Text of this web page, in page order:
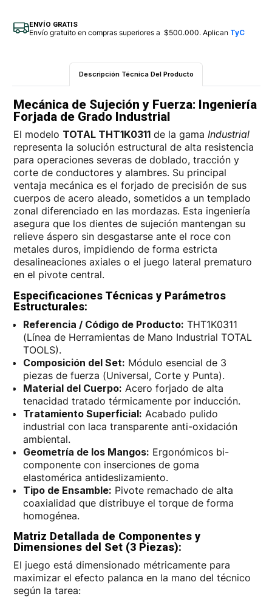
ENVÍO GRATIS
Envío gratuito en compras superiores a $500.000. Aplican TyC
Descripción Técnica Del Producto
Mecánica de Sujeción y Fuerza: Ingeniería
Forjada de Grado Industrial
El modelo TOTAL THT1K0311de la gama Industrial
representa la solución estructural de alta resistencia
para operaciones severas de doblado, tracción y
corte de conductores y alambres. Su principal
ventaja mecánica es el forjado de precisión de sus
cuerpos de acero aleado, sometidos a un templado
zonal diferenciado en las mordazas. Esta ingeniería
asegura que los dientes de sujeción mantengan su
relieve áspero sin desgastarse ante el roce con
metales duros, impidiendo de forma estricta
desalineaciones axiales o el juego lateral prematuro
en el pivote central.
Especificaciones Técnicas y Parámetros
Estructurales:
Referencia / Código de Producto: THT1K0311
(Línea de Herramientas de Mano Industrial TOTAL
TOOLS).
Composición del Set: Módulo esencial de 3
piezas de fuerza (Universal, Corte y Punta).
Material del Cuerpo: Acero forjado de alta
tenacidad tratado térmicamente por inducción.
Tratamiento Superficial: Acabado pulido
industrial con laca transparente anti-oxidación
ambiental.
Geometría de los Mangos: Ergonómicos bi-
componente con inserciones de goma
elastomérica antideslizamiento.
Tipo de Ensamble: Pivote remachado de alta
coaxialidad que distribuye el torque de forma
homogénea.
Matriz Detallada de Componentes y
Dimensiones del Set (3 Piezas):
El juego está dimensionado métricamente para
maximizar el efecto palanca en la mano del técnico
según la tarea: